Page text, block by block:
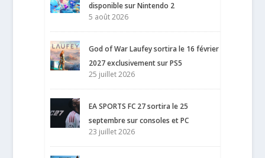
disponible sur Nintendo 2
5 août 2026
God of War Laufey sortira le 16 février
2027 exclusivement sur PS5
25 juillet 2026
EA SPORTS FC 27 sortira le 25
septembre sur consoles et PC
23 juillet 2026